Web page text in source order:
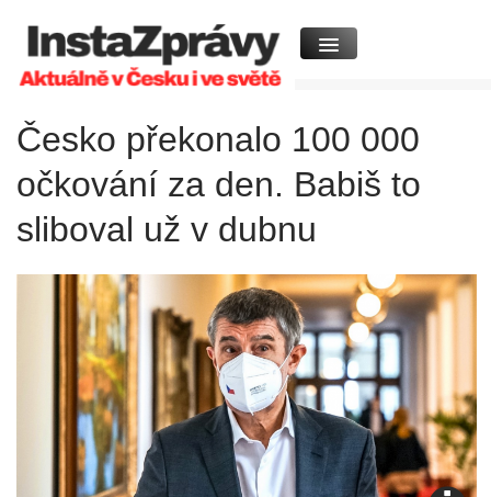
Česko překonalo 100 000
očkování za den. Babiš to
sliboval už v dubnu